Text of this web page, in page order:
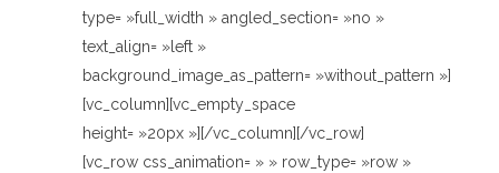
type= »full_width » angled_section= »no »
text_align= »left »
background_image_as_pattern= »without_pattern »]
[vc_column][vc_empty_space
height= »20px »][/vc_column][/vc_row]
[vc_row css_animation= » » row_type= »row »